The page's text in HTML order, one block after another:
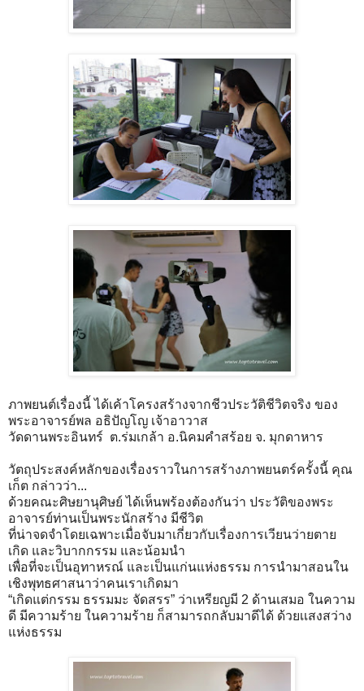
ภาพยนต์เรื่องนี้ ได้เค้าโครงสร้างจากชีวประวัติชีวิตจริง ของ
พระอาจารย์พล อธิปัญโญ เจ้าอาวาส
วัดดานพระอินทร์ ต.ร่มเกล้า อ.นิคมคำสร้อย จ. มุกดาหาร
วัตถุประสงค์หลักของเรื่องราวในการสร้างภาพยนตร์ครั้งนี้ คุณ
เก็ต กล่าวว่า...
ด้วยคณะศิษยานุศิษย์ ได้เห็นพร้องต้องกันว่า ประวัติของพระ
อาจารย์ท่านเป็นพระนักสร้าง มีชีวิต
ที่น่าจดจำโดยเฉพาะเมื่อจับมาเกี่ยวกับเรื่องการเวียนว่ายตาย
เกิด และวิบากกรรม และน้อมนำ
เพื่อที่จะเป็นอุทาหรณ์ และเป็นแก่นแห่งธรรม การนำมาสอนใน
เชิงพุทธศาสนาว่าคนเราเกิดมา
“เกิดแต่กรรม ธรรมมะ จัดสรร” ว่าเหรียญมี 2 ด้านเสมอ ในความ
ดี มีความร้าย ในความร้าย ก็สามารถกลับมาดีได้ ด้วยเเสงสว่าง
แห่งธรรม